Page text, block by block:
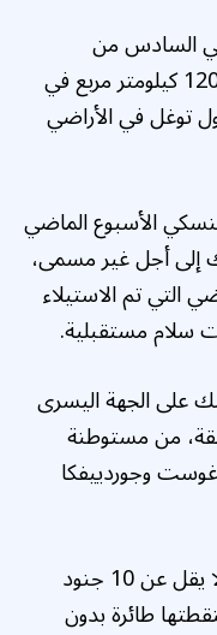
في السادس من
أغسطس/آب، واستولت على نحو 1200 كيلومتر مربع في
توغل في الأراضي
الأسبوع الماضي
إلى أجل غير مسمى،
التي تم الاستيلاء
سلام مستقبلية.
على الجهة اليسرى
من مستوطنة
وجوردييفكا
تمكنت القوات الروسية من أسر ما لا يقل عن 10 جنود
طائرة بدون